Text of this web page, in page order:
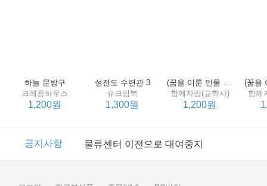
하늘 문방구
크레용하우스
1,200원
설전도 수련관 3
슈크림북
1,300원
(꿈을 이룬 인물 탐구 2) 제인 구달
함께자람(교학사)
1,200원
함께
이벤트 2017년 리브피아 여름방학 참고서 이벤트
공지사항 물류센터 이전으로 대여중지